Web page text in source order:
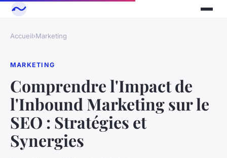
Accueil›Marketing
MARKETING
Comprendre l'Impact de
l'Inbound Marketing sur le
SEO : Stratégies et
Synergies